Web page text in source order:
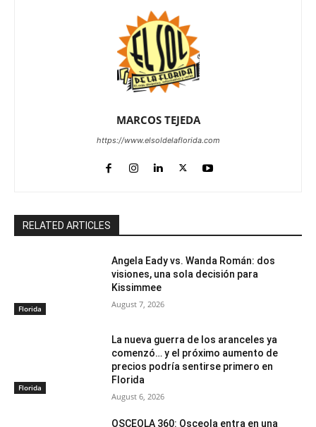
MARCOS TEJEDA
https://www.elsoldelaflorida.com
RELATED ARTICLES
Florida
Angela Eady vs. Wanda Román: dos
visiones, una sola decisión para
Kissimmee
August 7, 2026
Florida
La nueva guerra de los aranceles ya
comenzó… y el próximo aumento de
precios podría sentirse primero en
Florida
August 6, 2026
OSCEOLA 360: Osceola entra en una